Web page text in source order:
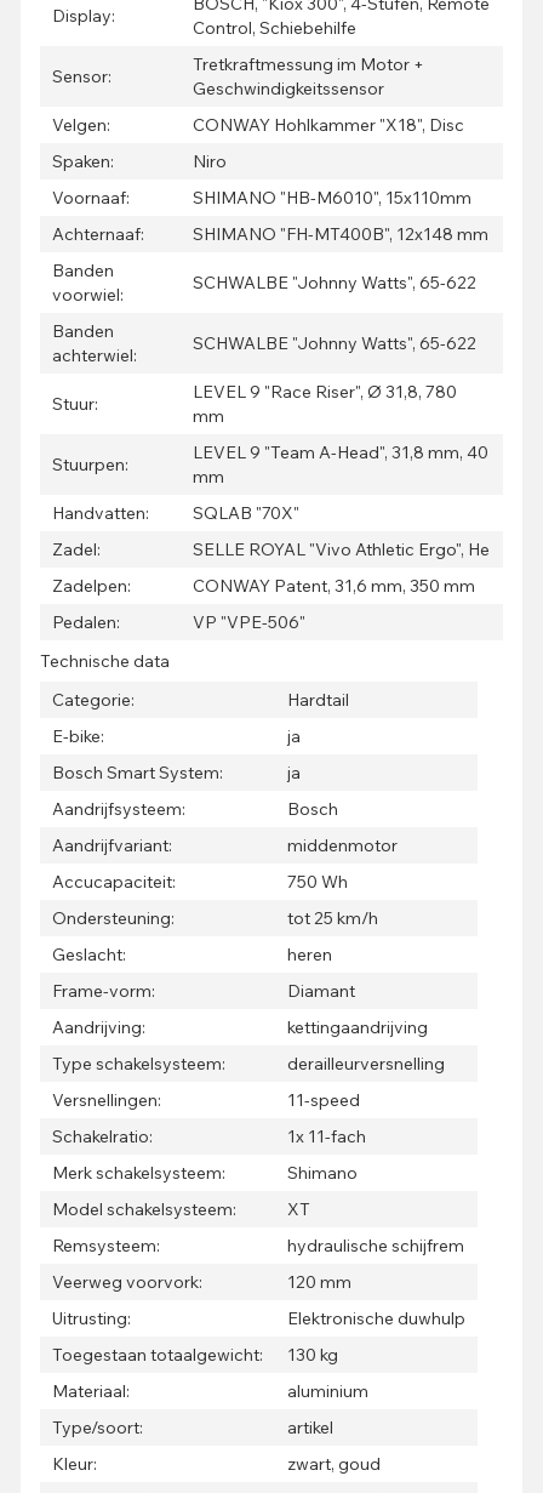
Display:
Control, Schiebehilfe
Sensor:
Tretkraftmessung im Motor +
Geschwindigkeitssensor
Velgen:
CONWAY Hohlkammer "X18", Disc
Spaken:
Niro
Voornaaf:
SHIMANO "HB-M6010", 15x110mm
Achternaaf:
SHIMANO "FH-MT400B", 12x148 mm
Banden
voorwiel:
SCHWALBE "Johnny Watts", 65-622
Banden
achterwiel:
SCHWALBE "Johnny Watts", 65-622
Stuur:
LEVEL 9 "Race Riser", Ø 31,8, 780
mm
Stuurpen:
LEVEL 9 "Team A-Head", 31,8 mm, 40
mm
Handvatten:
SQLAB "70X"
Zadel:
SELLE ROYAL "Vivo Athletic Ergo", He
Zadelpen:
CONWAY Patent, 31,6 mm, 350 mm
Pedalen:
VP "VPE-506"
Technische data
Categorie:
Hardtail
E-bike:
ja
Bosch Smart System:
ja
Aandrijfsysteem:
Bosch
Aandrijfvariant:
middenmotor
Accucapaciteit:
750 Wh
Ondersteuning:
tot 25 km/h
Geslacht:
heren
Frame-vorm:
Diamant
Aandrijving:
kettingaandrijving
Type schakelsysteem:
derailleurversnelling
Versnellingen:
11-speed
Schakelratio:
1x 11-fach
Merk schakelsysteem:
Shimano
Model schakelsysteem:
XT
Remsysteem:
hydraulische schijfrem
Veerweg voorvork:
120 mm
Uitrusting:
Elektronische duwhulp
Toegestaan totaalgewicht:
130 kg
Materiaal:
aluminium
Type/soort:
artikel
Kleur:
zwart, goud